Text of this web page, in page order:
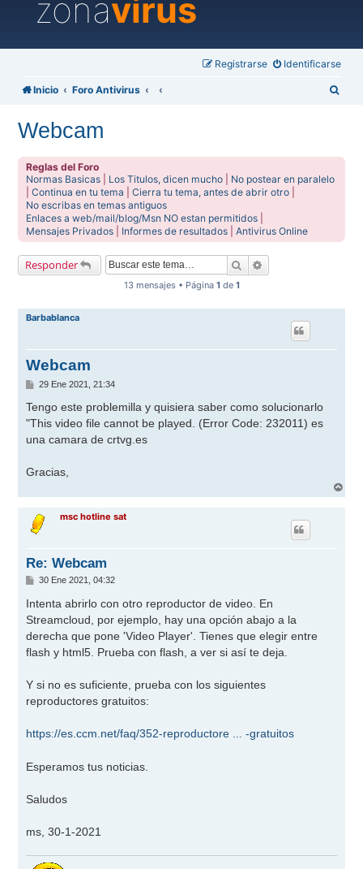
zonavirus
Identificarse
Registrarse
Inicio Foro Antivirus
Webcam
Reglas del Foro
Normas Basicas
Los Titulos, dicen mucho
No postear en paralelo
|Continua en tu tema |Cierra tu tema, antes de abrir otro
No escribas en temas antiguos
Enlaces a web/mail/blog/Msn NO estan permitidos
Mensajes Privados
Informes de resultados |Antivirus Online
Responder Buscar
13 mensajes • Página 1 de 1
Barbablanca
Webcam
M
n
a
j
e
29 Ene 2021, 21:34
Tengo este problemilla y quisiera saber como solucionarlo
"This video file cannot be played. (Error Code: 232011) es
una camara de crtvg.es
Gracias,
r
msc hotline sat
Re: Webcam
M
n
s
a
e
30 Ene 2021, 04:32
Intenta abrirlo con otro reproductor de video. En
Streamcloud, por ejemplo, hay una opción abajo a la
derecha que pone 'Video Player'. Tienes que elegir entre
flash y html5. Prueba con flash, a ver si así te deja.
Y si no es suficiente, prueba con los siguientes
reproductores gratuitos:
https://es.ccm.net/faq/352-reproductore ... -gratuitos
Esperamos tus noticias.
Saludos
ms, 30-1-2021